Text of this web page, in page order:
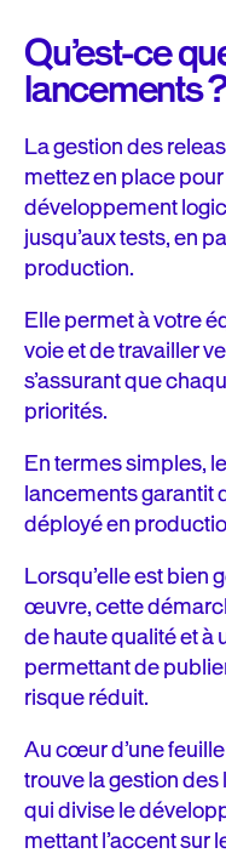
Qu’est-ce
lancements
La gestion des
mettez en place
développement
jusqu’aux tests, en
production.
Elle permet à votre
voie et de travailler
s’assurant que
priorités.
En termes simples,
lancements garantit
déployé en
Lorsqu’elle est bien
œuvre, cette
de haute qualité et
permettant de
risque réduit.
Au cœur d’une
trouve la gestion
qui divise le
mettant l’accent sur